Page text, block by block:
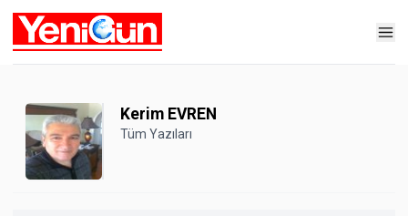
Kerim EVREN
Tüm Yazıları